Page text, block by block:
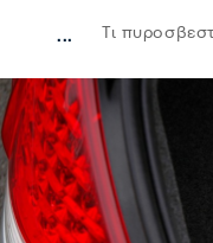
... Τι